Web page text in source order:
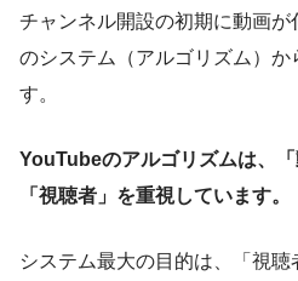
チャンネル開設の初期に動画
のシステム（アルゴリズム）
す。
YouTubeのアルゴリズムは、
「視聴者」を重視しています。
システム最大の目的は、「視